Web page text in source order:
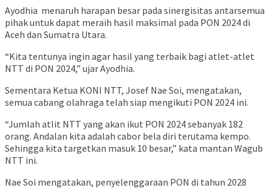
Ayodhia menaruh harapan besar pada sinergisitas antarsemua
pihak untuk dapat meraih hasil maksimal pada PON 2024 di
Aceh dan Sumatra Utara.
“Kita tentunya ingin agar hasil yang terbaik bagi atlet-atlet
NTT di PON 2024,” ujar Ayodhia.
Sementara Ketua KONI NTT, Josef Nae Soi, mengatakan,
semua cabang olahraga telah siap mengikuti PON 2024 ini.
“Jumlah atlit NTT yang akan ikut PON 2024 sebanyak 182
orang. Andalan kita adalah cabor bela diri terutama kempo.
Sehingga kita targetkan masuk 10 besar,” kata mantan Wagub
NTT ini.
Nae Soi mengatakan, penyelenggaraan PON di tahun 2028